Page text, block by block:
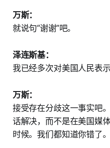
万斯：
就说句“谢谢”吧。
泽连斯基：
我已经多次对美国人民表示
万斯：
接受存在分歧这一事实吧
话解决，而不是在美国媒
时候。我们都知道你错了。